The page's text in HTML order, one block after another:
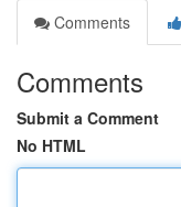
Comments
Comments
Submit a Comment
No HTML